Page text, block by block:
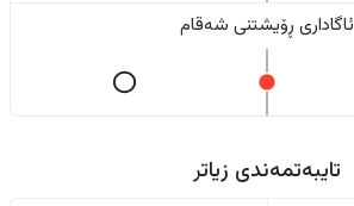
ئاگاداری ڕۆیشتنی شەقام
تایبەتمەندی زیاتر